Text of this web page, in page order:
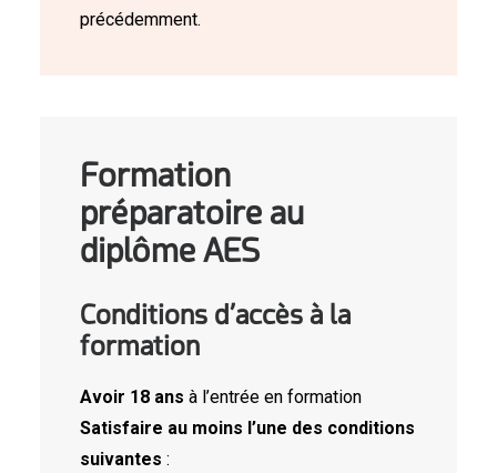
précédemment.
Formation
préparatoire au
diplôme AES
Conditions d’accès à la
formation
Avoir 18 ans à l’entrée en formation
Satisfaire au moins l’une des conditions
suivantes :